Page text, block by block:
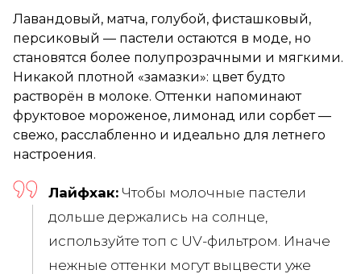
Лавандовый, матча, голубой, фисташковый,
персиковый — пастели остаются в моде, но
становятся более полупрозрачными и мягкими.
Никакой плотной «замазки»: цвет будто
растворён в молоке. Оттенки напоминают
фруктовое мороженое, лимонад или сорбет —
свежо, расслабленно и идеально для летнего
настроения.
Лайфхак: Чтобы молочные пастели
дольше держались на солнце,
используйте топ с UV-фильтром. Иначе
нежные оттенки могут выцвести уже